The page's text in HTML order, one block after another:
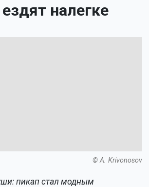
налегке
© A. Krivonosov
пикап стал модным